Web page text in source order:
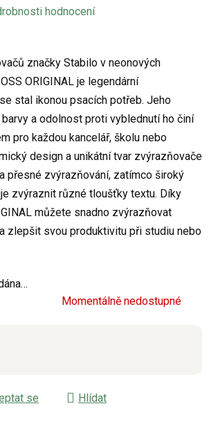
hodnocení
značky Stabilo v neonových
ORIGINAL je legendární
stal ikonou psacích potřeb. Jeho
a odolnost proti vyblednutí ho činí
pro každou kancelář, školu nebo
design a unikátní tvar zvýrazňovače
přesné zvýrazňování, zatímco široký
zvýraznit různé tloušťky textu. Díky
můžete snadno zvýrazňovat
zlepšit svou produktivitu při studiu nebo
Momentálně nedostupné
se
Hlídat